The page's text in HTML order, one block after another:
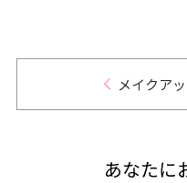
メイクア
あなたに